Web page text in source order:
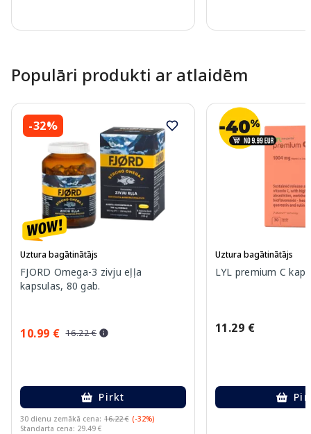
Populāri produkti ar atlaidēm
-32%
Uztura bagātinātājs
FJORD Omega-3 zivju eļļa
kapsulas, 80 gab.
10.99 € 16.22 €
Pirkt
30 dienu zemākā cena: 16.22 € (-32%)
Standarta cena: 29.49 €
Uztura bagātinātājs
LYL premium C
11.29 €